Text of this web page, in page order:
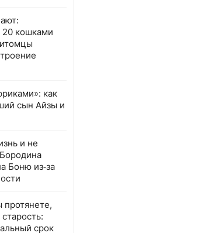
20 кошками
как
сын Айзы и
и не
Боню из‑за
протянете,
срок